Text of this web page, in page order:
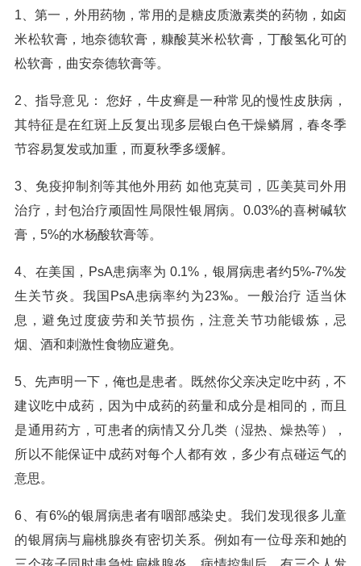
1、第一，外用药物，常用的是糖皮质激素类的药物，如卤
米松软膏，地奈德软膏，糠酸莫米松软膏，丁酸氢化可的
松软膏，曲安奈德软膏等。
2、指导意见： 您好，牛皮癣是一种常见的慢性皮肤病，
其特征是在红斑上反复出现多层银白色干燥鳞屑，春冬季
节容易复发或加重，而夏秋季多缓解。
3、免疫抑制剂等其他外用药 如他克莫司，匹美莫司外用
治疗，封包治疗顽固性局限性银屑病。0.03%的喜树碱软
膏，5%的水杨酸软膏等。
4、在美国，PsA患病率为 0.1%，银屑病患者约5%-7%发
生关节炎。我国PsA患病率约为23‰。一般治疗 适当休
息，避免过度疲劳和关节损伤，注意关节功能锻炼，忌
烟、酒和刺激性食物应避免。
5、先声明一下，俺也是患者。既然你父亲决定吃中药，不
建议吃中成药，因为中成药的药量和成分是相同的，而且
是通用药方，可患者的病情又分几类（湿热、燥热等），
所以不能保证中成药对每个人都有效，多少有点碰运气的
意思。
6、有6%的银屑病患者有咽部感染史。我们发现很多儿童
的银屑病与扁桃腺炎有密切关系。例如有一位母亲和她的